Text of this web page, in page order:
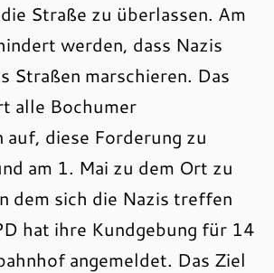
Straße zu überlassen. Am
werden, dass Nazis
Straßen marschieren. Das
alle Bochumer
auf, diese Forderung zu
am 1. Mai zu dem Ort zu
dem sich die Nazis treffen
hat ihre Kundgebung für 14
angemeldet. Das Ziel